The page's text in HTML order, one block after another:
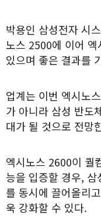
박용인 삼성전자 시
노스 2500에 이어
있으며 좋은 결과를
업계는 이번 엑시노
가 아니라 삼성 반도
대가 될 것으로 전망
엑시노스 2600이 퀄
능을 입증할 경우,
를 동시에 끌어올리
욱 강화할 수 있다.